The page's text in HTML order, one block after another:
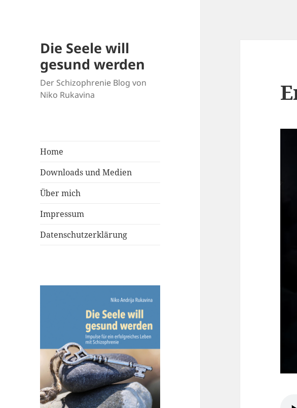
Die Seele will
gesund werden
Der Schizophrenie Blog von
Niko Rukavina
Home
Downloads und Medien
Über mich
Impressum
Datenschutzerklärung